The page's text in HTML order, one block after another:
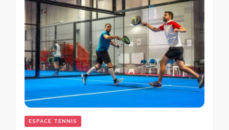
ESPACE TENNIS